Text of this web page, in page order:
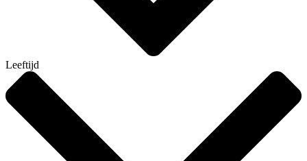
Leeftijd